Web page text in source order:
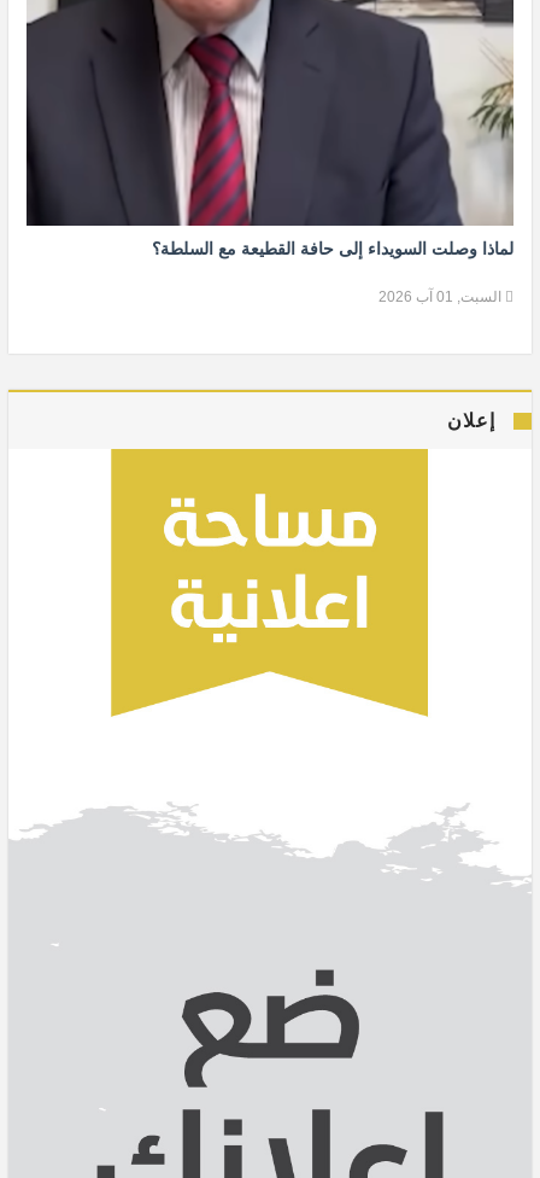
لماذا وصلت السويداء إلى حافة القطيعة مع السلطة؟
السبت, 01 آب 2026
إعلان